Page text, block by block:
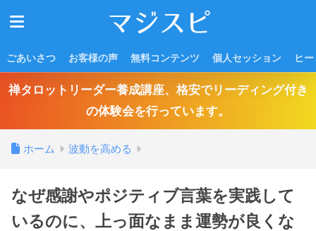
ごあいさつ お客様の声 無料コンテンツ 個人セッション ヒ
禅タロットリーダー養成講座、格安でリーディング付き
の体験会を行っています。
ホーム 波動を高める
なぜ感謝やポジティブ言葉を実践して
いるのに、上っ面なまま運勢が良くな